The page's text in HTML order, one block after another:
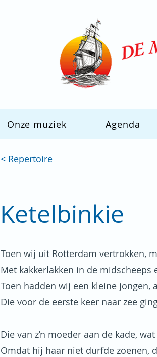
Onze muziek Agenda
< Repertoire
Ketelbinkie
Toen wij uit Rotterdam vertrokken,
Met kakkerlakken in de midscheeps
Toen hadden wij een kleine jongen,
Die voor de eerste keer naar zee
Die van z’n moeder aan de kade,
Omdat hij haar niet durfde zoenen,